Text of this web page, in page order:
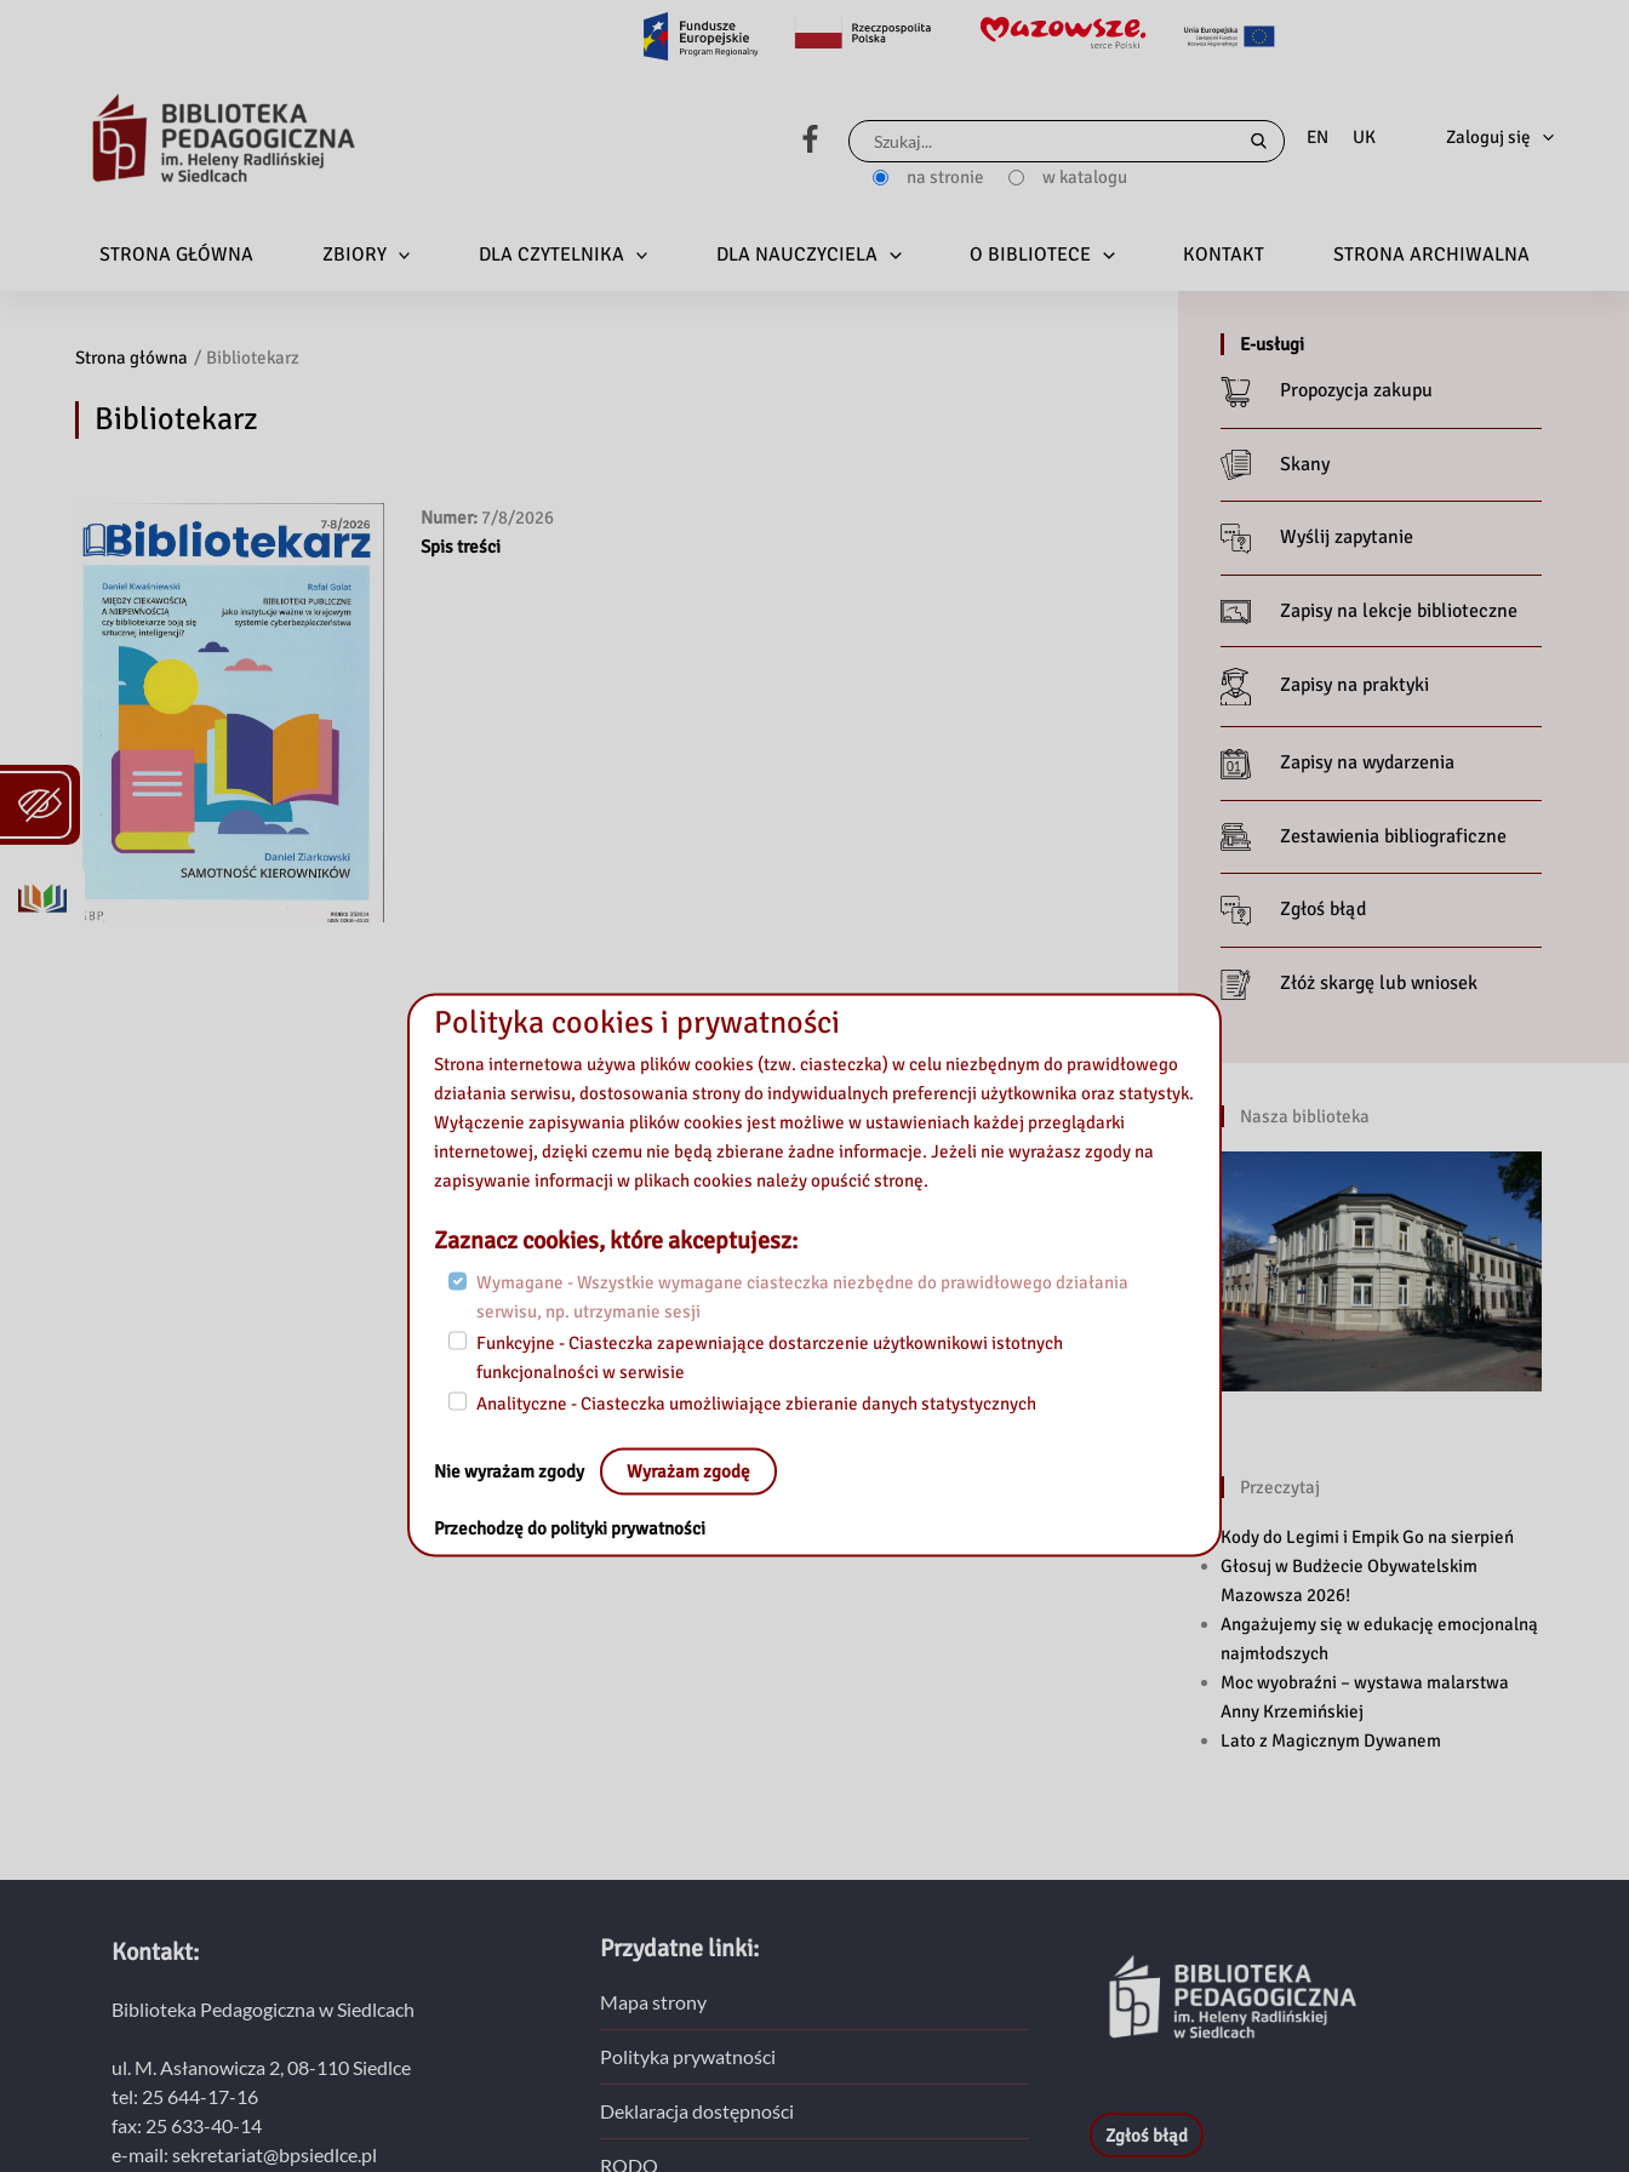
EN UK
Szukaj
dla:
na stronie w katalogu
Zaloguj się
STRONA GŁÓWNA ZBIORY DLA CZYTELNIKA DLA NAUCZYCIELA O BIBLIOTECE KONTAKT STRONA ARCHIWALNA
Strona główna Bibliotekarz
Bibliotekarz
Numer: 7/8/2026
Spis treści
E-usługi
Propozycja zakupu
Skany
Wyślij zapytanie
Zapisy na lekcje biblioteczne
Zapisy na praktyki
Zapisy na wydarzenia
Zestawienia bibliograficzne
Zgłoś błąd
Złóż skargę lub wniosek
Nasza biblioteka
Przeczytaj
Kody do Legimi i Empik Go na sierpień
Głosuj w Budżecie Obywatelskim
Mazowsza 2026!
Angażujemy się w edukację emocjonalną
najmłodszych
Moc wyobraźni – wystawa malarstwa
Anny Krzemińskiej
Lato z Magicznym Dywanem
Kontakt:
Biblioteka Pedagogiczna w Siedlcach
ul. M. Asłanowicza 2, 08-110 Siedlce
tel: 25 644-17-16
fax: 25 633-40-14
e-mail: sekretariat@bpsiedlce.pl
Przydatne linki:
Mapa strony
Polityka prywatności
Deklaracja dostępności
RODO
Zgłoś błąd
Polityka cookies i prywatności
Strona internetowa używa plików cookies (tzw. ciasteczka) w celu niezbędnym do prawidłowego
działania serwisu, dostosowania strony do indywidualnych preferencji użytkownika oraz statystyk.
Wyłączenie zapisywania plików cookies jest możliwe w ustawieniach każdej przeglądarki
internetowej, dzięki czemu nie będą zbierane żadne informacje. Jeżeli nie wyrażasz zgody na
zapisywanie informacji w plikach cookies należy opuścić stronę.
Zaznacz cookies, które akceptujesz:
Wymagane - Wszystkie wymagane ciasteczka niezbędne do prawidłowego działania
serwisu, np. utrzymanie sesji
Funkcyjne - Ciasteczka zapewniające dostarczenie użytkownikowi istotnych
funkcjonalności w serwisie
Analityczne - Ciasteczka umożliwiające zbieranie danych statystycznych
Nie wyrażam zgody Wyrażam zgodę
Przechodzę do polityki prywatności